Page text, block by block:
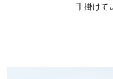
手掛けて